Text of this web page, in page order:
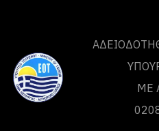
ΜΕ